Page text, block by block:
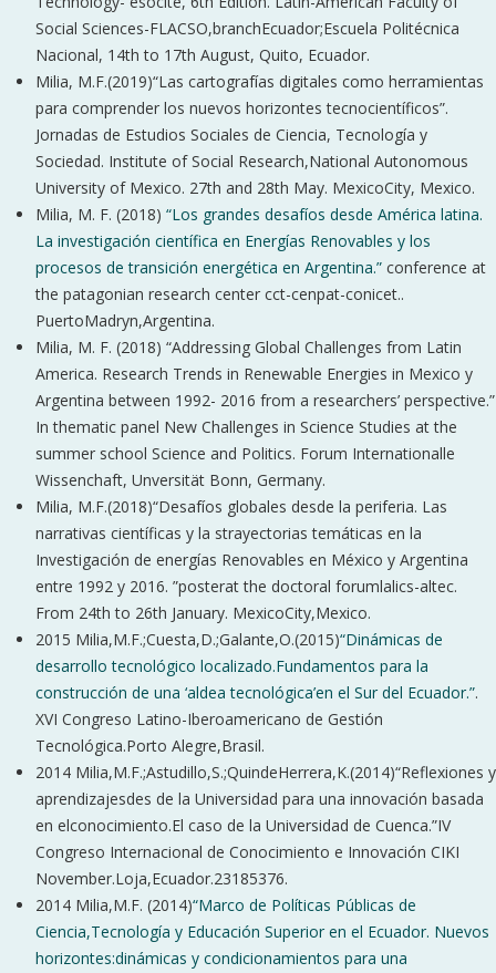
Social Sciences-FLACSO,branchEcuador;Escuela Politécnica
Nacional, 14th to 17th August, Quito, Ecuador.
Milia, M.F.(2019)“Las cartografías digitales como herramientas
para comprender los nuevos horizontes tecnocientíficos”.
Jornadas de Estudios Sociales de Ciencia, Tecnología y
Sociedad. Institute of Social Research,National Autonomous
University of Mexico. 27th and 28th May. MexicoCity, Mexico.
Milia, M. F. (2018) “Los grandes desafíos desde América latina.
La investigación científica en Energías Renovables y los
procesos de transición energética en Argentina.” conference at
the patagonian research center cct-cenpat-conicet..
PuertoMadryn,Argentina.
Milia, M. F. (2018) “Addressing Global Challenges from Latin
America. Research Trends in Renewable Energies in Mexico y
Argentina between 1992- 2016 from a researchers’ perspective.”
In thematic panel New Challenges in Science Studies at the
summer school Science and Politics. Forum Internationalle
Wissenchaft, Unversität Bonn, Germany.
Milia, M.F.(2018)“Desafíos globales desde la periferia. Las
narrativas científicas y la strayectorias temáticas en la
Investigación de energías Renovables en México y Argentina
entre 1992 y 2016. ”posterat the doctoral forumlalics-altec.
From 24th to 26th January. MexicoCity,Mexico.
2015 Milia,M.F.;Cuesta,D.;Galante,O.(2015)“Dinámicas de
desarrollo tecnológico localizado.Fundamentos para la
construcción de una ‘aldea tecnológica’en el Sur del Ecuador.”.
XVI Congreso Latino-Iberoamericano de Gestión
Tecnológica.Porto Alegre,Brasil.
2014 Milia,M.F.;Astudillo,S.;QuindeHerrera,K.(2014)“Reflexiones y
aprendizajesdes de la Universidad para una innovación basada
en elconocimiento.El caso de la Universidad de Cuenca.”IV
Congreso Internacional de Conocimiento e Innovación CIKI
November.Loja,Ecuador.23185376.
2014 Milia,M.F. (2014)“Marco de Políticas Públicas de
Ciencia,Tecnología y Educación Superior en el Ecuador. Nuevos
horizontes:dinámicas y condicionamientos para una